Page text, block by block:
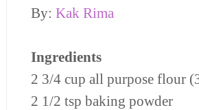
By: Kak Rima
Ingredients
2 3/4 cup all purpose flour
2 1/2 tsp baking powder